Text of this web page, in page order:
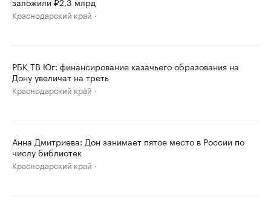
Краснодарский край
РБК ТВ Юг: финансирование казачьего образования на
Дону увеличат на треть
Краснодарский край
Анна Дмитриева: Дон занимает пятое место в России по
числу библиотек
Краснодарский край